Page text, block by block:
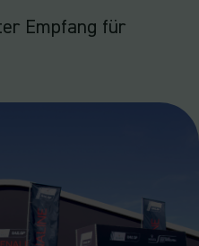
Empfang für